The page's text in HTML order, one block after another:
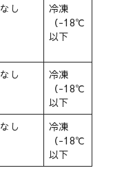
なし
冷凍
（-18℃
以下
なし
冷凍
（-18℃
以下
なし
冷凍
（-18℃
以下